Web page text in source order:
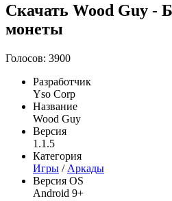
Скачать Wood Guy -
монеты
Голосов: 3900
Разработчик
Yso Corp
Название
Wood Guy
Версия
1.1.5
Категория
Игры / Аркады
Версия OS
Android 9+